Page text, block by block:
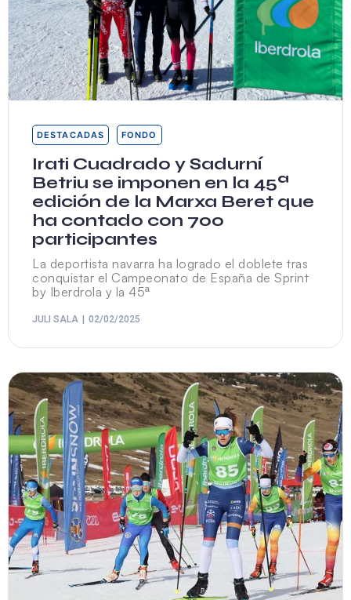
DESTACADAS FONDO
Irati Cuadrado y Sadurní
Betriu se imponen en la 45ª
edición de la Marxa Beret que
ha contado con 700
participantes
La deportista navarra ha logrado el doblete tras
conquistar el Campeonato de España de Sprint
by Iberdrola y la 45ª
JULI SALA 02/02/2025